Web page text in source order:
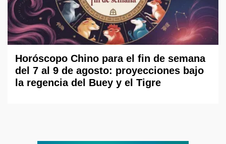
Horóscopo Chino para el fin de semana
del 7 al 9 de agosto: proyecciones bajo
la regencia del Buey y el Tigre